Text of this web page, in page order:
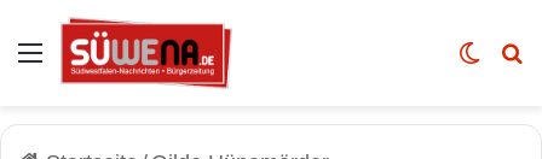
Auswahl Skin